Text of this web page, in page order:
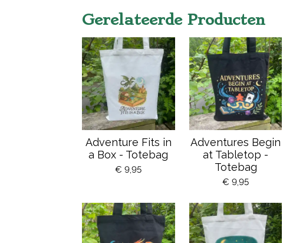
Gerelateerde Producten
Adventure Fits in
a Box - Totebag
€ 9,95
Adventures Begin
at Tabletop -
Totebag
€ 9,95